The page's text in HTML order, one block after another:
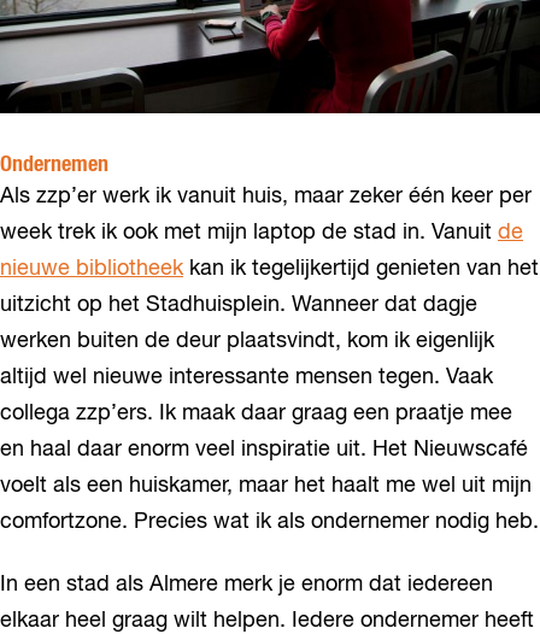
Ondernemen
Als zzp’er werk ik vanuit huis, maar zeker één keer per
week trek ik ook met mijn laptop de stad in. Vanuit de
nieuwe bibliotheek kan ik tegelijkertijd genieten van het
uitzicht op het Stadhuisplein. Wanneer dat dagje
werken buiten de deur plaatsvindt, kom ik eigenlijk
altijd wel nieuwe interessante mensen tegen. Vaak
collega zzp’ers. Ik maak daar graag een praatje mee
en haal daar enorm veel inspiratie uit. Het Nieuwscafé
voelt als een huiskamer, maar het haalt me wel uit mijn
comfortzone. Precies wat ik als ondernemer nodig heb.
In een stad als Almere merk je enorm dat iedereen
elkaar heel graag wilt helpen. Iedere ondernemer heeft